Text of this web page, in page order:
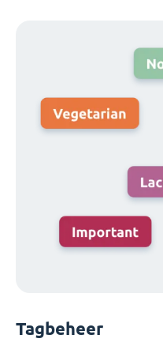
Tagbeheer